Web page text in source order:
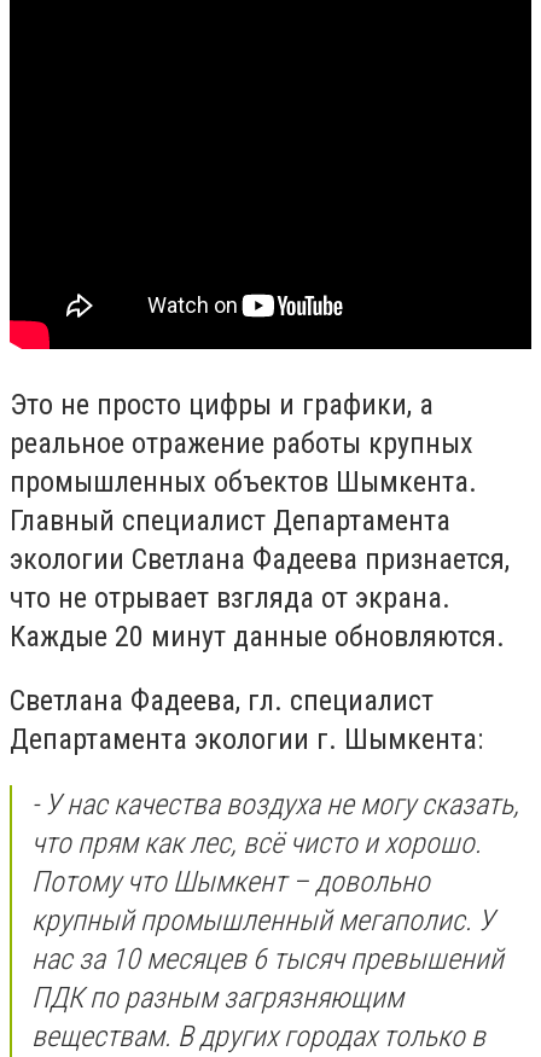
Это не просто цифры и графики, а
реальное отражение работы крупных
промышленных объектов Шымкента.
Главный специалист Департамента
экологии Светлана Фадеева признается,
что не отрывает взгляда от экрана.
Каждые 20 минут данные обновляются.
Светлана Фадеева, гл. специалист
Департамента экологии г. Шымкента:
- У нас качества воздуха не могу сказать,
что прям как лес, всё чисто и хорошо.
Потому что Шымкент – довольно
крупный промышленный мегаполис. У
нас за 10 месяцев 6 тысяч превышений
ПДК по разным загрязняющим
веществам. В других городах только в